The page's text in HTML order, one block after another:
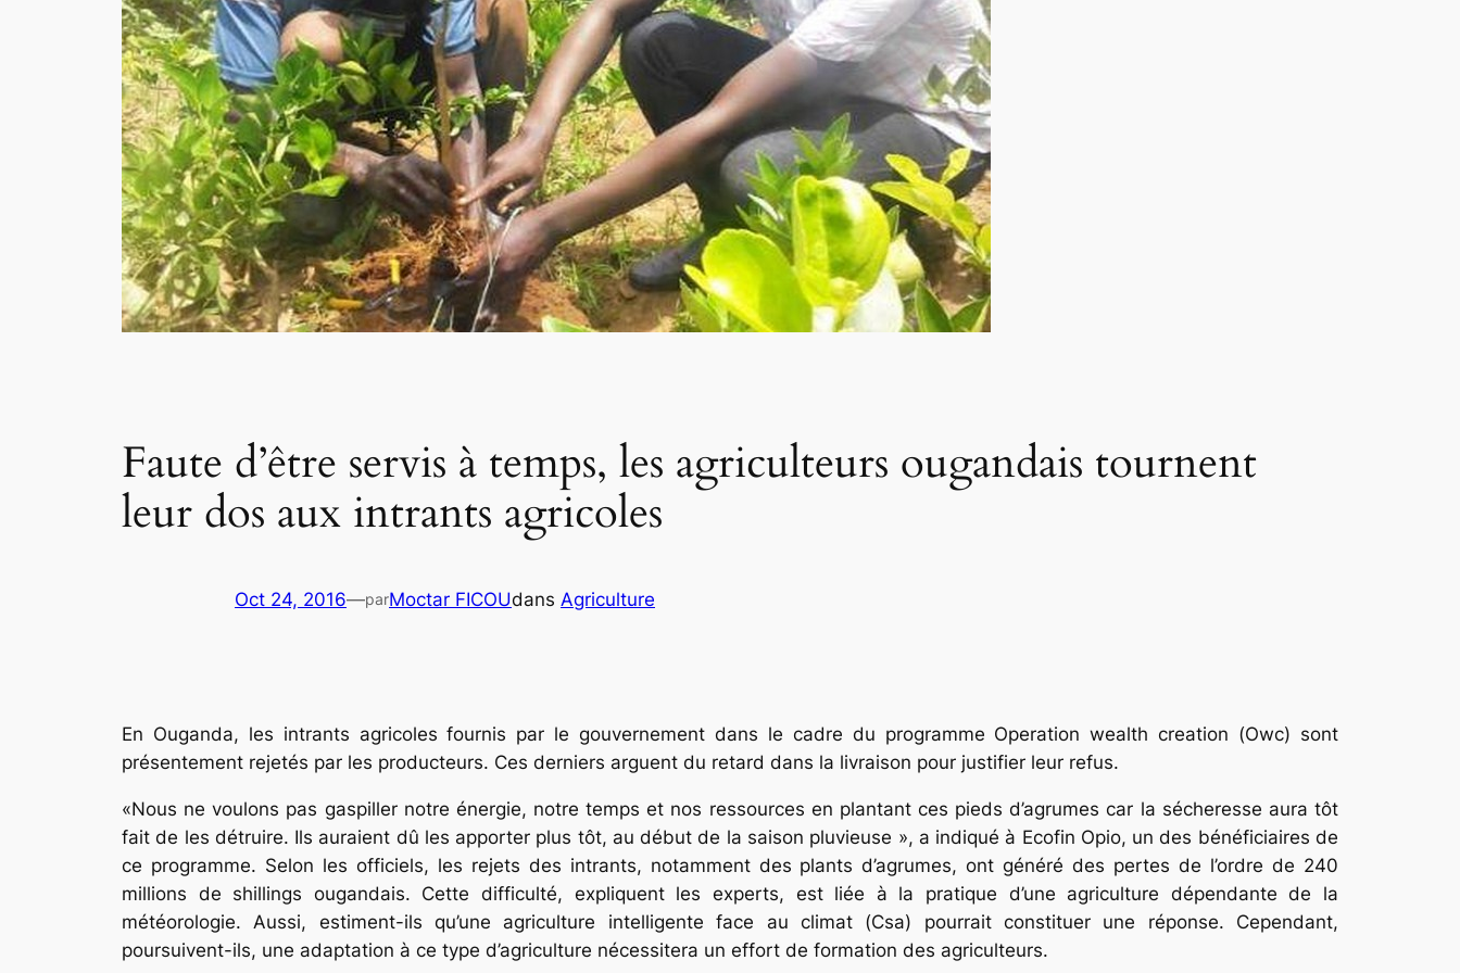
Faute d’être servis à temps, les agriculteurs ougandais tournent
leur dos aux intrants agricoles
Oct 24, 2016—parMoctar FICOUdans Agriculture
En Ouganda, les intrants agricoles fournis par le gouvernement dans le cadre du programme Operation wealth creation (Owc) sont
présentement rejetés par les producteurs. Ces derniers arguent du retard dans la livraison pour justifier leur refus.
«Nous ne voulons pas gaspiller notre énergie, notre temps et nos ressources en plantant ces pieds d’agrumes car la sécheresse aura tôt
fait de les détruire. Ils auraient dû les apporter plus tôt, au début de la saison pluvieuse », a indiqué à Ecofin Opio, un des bénéficiaires de
ce programme. Selon les officiels, les rejets des intrants, notamment des plants d’agrumes, ont généré des pertes de l’ordre de 240
millions de shillings ougandais. Cette difficulté, expliquent les experts, est liée à la pratique d’une agriculture dépendante de la
météorologie. Aussi, estiment-ils qu’une agriculture intelligente face au climat (Csa) pourrait constituer une réponse. Cependant,
poursuivent-ils, une adaptation à ce type d’agriculture nécessitera un effort de formation des agriculteurs.